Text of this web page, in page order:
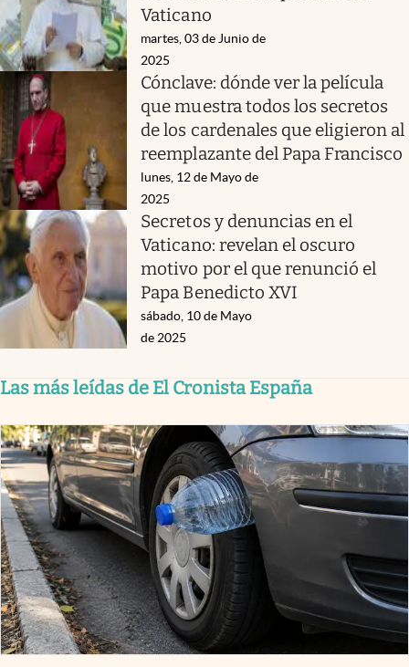
Vaticano
martes, 03 de Junio de
2025
Cónclave: dónde ver la película
que muestra todos los secretos
de los cardenales que eligieron al
reemplazante del Papa Francisco
lunes, 12 de Mayo de
2025
Secretos y denuncias en el
Vaticano: revelan el oscuro
motivo por el que renunció el
Papa Benedicto XVI
sábado, 10 de Mayo
de 2025
Las más leídas de El Cronista España